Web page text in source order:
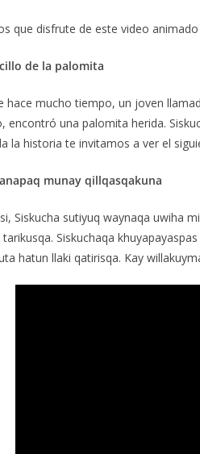
que disfrute de este video animado
de la palomita
hace mucho tiempo, un joven
encontró una palomita herida.
la historia te invitamos a ver el
munay qillqasqakuna
Siskucha sutiyuq waynaqa uwiha
Siskuchaqa
hatun llaki qatirisqa. Kay